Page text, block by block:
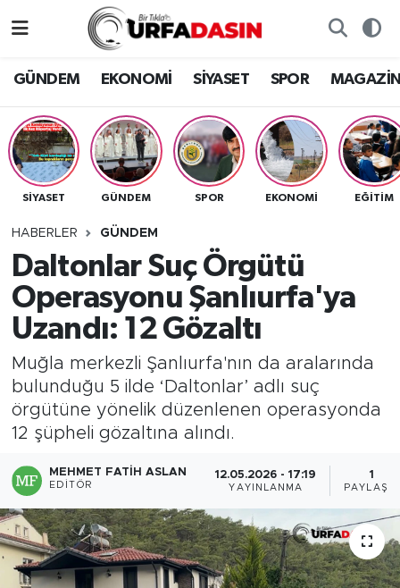
GÜNDEM EKONOMİ SİYASET SPOR
SİYASET GÜNDEM SPOR EKONOMİ EĞITIM
HABERLER GÜNDEM
Daltonlar Suç Örgütü
Operasyonu Şanlıurfa'ya
Uzandı: 12 Gözaltı
Muğla merkezli Şanlıurfa'nın da aralarında
bulunduğu 5 ilde ‘Daltonlar’ adlı suç
örgütüne yönelik düzenlenen operasyonda
12 şüpheli gözaltına alındı.
MEHMET FATIH ASLAN
EDITÖR
12.05.2026 - 17:19
YAYINLANMA
1
PAYLAŞIM
EKONOMİ
SİYASET
SPOR
SAĞLIK
TEKNOLOJİ
OTOMOBİL
Gizlilik ve Güvenlik Politikası
İletişim
Nöbetçi Eczaneler
Hava Durumu
Namaz Vakitleri
Trafik Durumu
Süper Lig Puan Durumu ve Fikstür
Tüm Manşetler
Son Dakika Haberleri
Haber Arşivi